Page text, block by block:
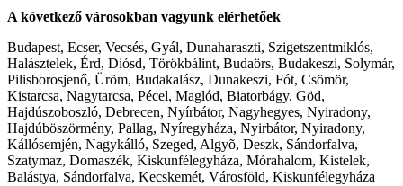
A következő városokban vagyunk elérhetőek
Budapest, Ecser, Vecsés, Gyál, Dunaharaszti, Szigetszentmiklós,
Halásztelek, Érd, Diósd, Törökbálint, Budaörs, Budakeszi, Solymár,
Pilisborosjenő, Üröm, Budakalász, Dunakeszi, Fót, Csömör,
Kistarcsa, Nagytarcsa, Pécel, Maglód, Biatorbágy, Göd,
Hajdúszoboszló, Debrecen, Nyírbátor, Nagyhegyes, Nyiradony,
Hajdúböszörmény, Pallag, Nyíregyháza, Nyirbátor, Nyiradony,
Kállósemjén, Nagykálló, Szeged, Algyõ, Deszk, Sándorfalva,
Szatymaz, Domaszék, Kiskunfélegyháza, Mórahalom, Kistelek,
Balástya, Sándorfalva, Kecskemét, Városföld, Kiskunfélegyháza